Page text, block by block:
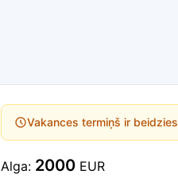
Vakances termiņš ir beidzies
Alga: 2000 EUR